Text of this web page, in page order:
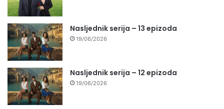
Nasljednik serija – 13 epizoda
19/06/2026
Nasljednik serija – 12 epizoda
19/06/2026